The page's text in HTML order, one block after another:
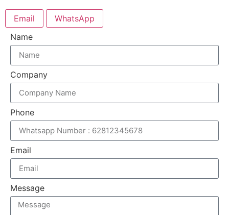
Email
WhatsApp
Name
Company
Phone
Email
Message